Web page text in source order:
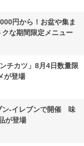
円から！お盆や集ま
な期間限定メニュー
チカツ」8月4日数量限
が登場
ン-イレブンで開催 味
が登場